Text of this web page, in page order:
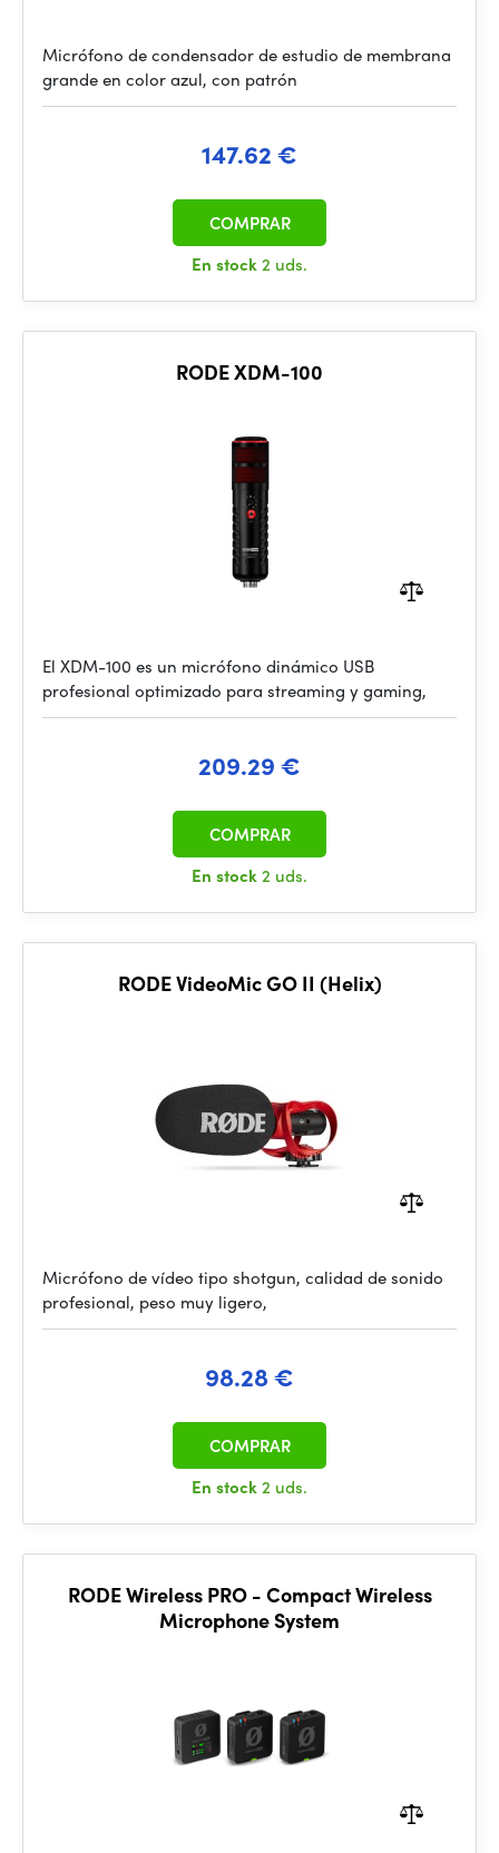
Micrófono de condensador de estudio de membrana
grande en color azul, con patrón
147.62 €
En stock2 uds.
COMPRAR
RODE XDM-100
El XDM-100 es un micrófono dinámico USB
profesional optimizado para streaming y gaming,
209.29 €
En stock2 uds.
COMPRAR
RODE VideoMic GO II (Helix)
Micrófono de vídeo tipo shotgun, calidad de sonido
profesional, peso muy ligero,
98.28 €
En stock2 uds.
COMPRAR
RODE Wireless PRO - Compact Wireless
Microphone System